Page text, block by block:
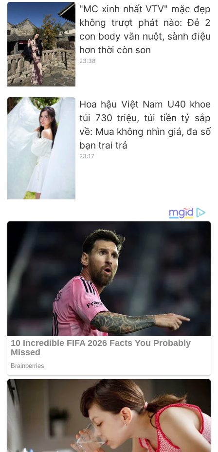
"MC xinh nhất VTV" mặc đẹp
không trượt phát nào: Đẻ 2
con body vẫn nuột, sành điệu
hơn thời còn son
23:38
Hoa hậu Việt Nam U40 khoe
túi 730 triệu, túi tiền tỷ sắp
về: Mua không nhìn giá, đa số
bạn trai trả
23:17